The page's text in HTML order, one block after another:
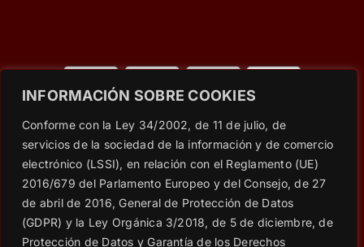
INFORMACIÓN SOBRE COOKIES
Conforme con la Ley 34/2002, de 11 de julio, de
servicios de la sociedad de la información y de comercio
electrónico (LSSI), en relación con el Reglamento (UE)
2016/679 del Parlamento Europeo y del Consejo, de 27
de abril de 2016, General de Protección de Datos
(GDPR) y la Ley Orgánica 3/2018, de 5 de diciembre, de
Protección de Datos y Garantía de los Derechos
© Copyright 2023 - 2026 | Wet Secrets | All Rights
Reserved | Powered bySocial Web SEO
Aviso Legal|RRSS: Política de PRIVACIDAD|Política de
privacidad|Política de cookies|Condiciones generales de
contratación